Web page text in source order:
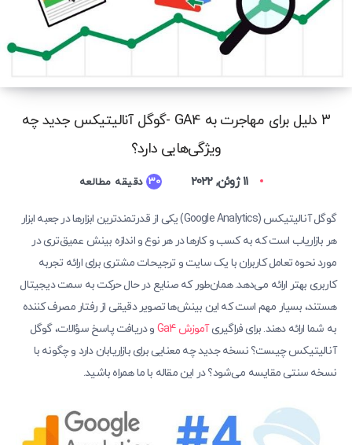
3 دلیل برای مهاجرت به GA4 -گوگل آنالیتیکس جدید چه
ویژگی‌هایی دارد؟
11 ژوئن, 2022 30دقیقه مطالعه
گوگل آنالیتیکس (Google Analytics) یکی از قدرتمندترین ابزارها در جعبه ابزار
هر بازاریاب است که به کسب و کارها در هر نوع و اندازه بینش عمیق‌تری در
مورد نحوه تعامل کاربران با یک سایت و ترجیحات مشتری برای ارائه تجربه
کاربری بهتر ارائه می‌دهد. همان‌طور که صنایع در حال حرکت به سمت دیجیتال
هستند، بسیار مهم است که این بینش‌ها تصویر دقیقی از رفتار مصرف کننده
به شما ارائه دهند. برای فراگیریآموزش Ga4
و دریافت پاسخ سؤالات، گوگل
آنالیتیکس چیست؟ نسخه جدید چه معنایی برای بازاریابان دارد و چگونه با
نسخه سنتی مقایسه می‌شود؟ در این مقاله با ما همراه باشید.